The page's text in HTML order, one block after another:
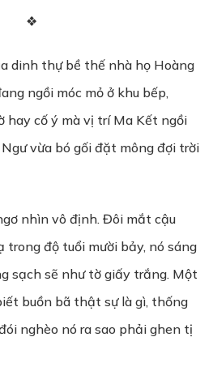
❖
dinh thự bề thế nhà họ Hoàng
ngồi móc mỏ ở khu bếp,
hay cố ý mà vị trí Ma Kết ngồi
vừa bó gối đặt mông đợi trời
nhìn vô định. Đôi mắt cậu
trong độ tuổi mười bảy, nó sáng
sạch sẽ như tờ giấy trắng. Một
buồn bã thật sự là gì, thống
nghèo nó ra sao phải ghen tị